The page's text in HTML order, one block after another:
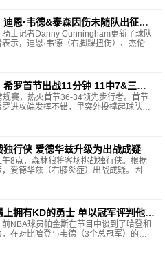
迪恩·韦德&泰森因伤未随队出征将
士记者Danny Cunningham更新了球队
示，迪恩·韦德（右脚踝扭伤）、杰伦·
挫伤）将缺席球队接下来的三连客。
罗首节出战11分钟 11中7&三分6
赛，热火首节36-34领先步行者。首节
进攻端发挥不错，里突外投撑起球队得
钟，11中7，三分6中2砍下16分1篮
独行侠 爱德华兹升级为出战成疑
8点，森林狼将客场挑战独行侠。根据
爱德华兹（右膝炎症）出战成疑。因右
3月18日一直缺席至今。
上拥有KD的勇士 单以冠军评判他和
NBA球员帕金斯在节目中谈到了哈登和
在对比哈登与韦德（3个总冠军）的历
冠军戒指评判并不公平，因为哈登巅峰